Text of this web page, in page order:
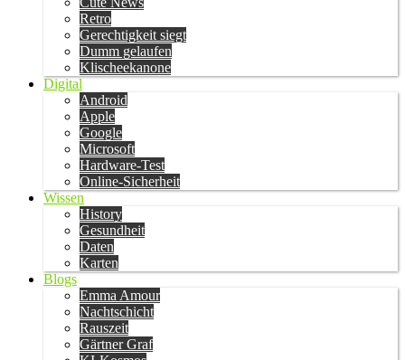
Retro
Gerechtigkeit siegt
Dumm gelaufen
Klischeekanone
Digital
Android
Apple
Google
Microsoft
Hardware-Test
Online-Sicherheit
Wissen
History
Gesundheit
Daten
Karten
Blogs
Emma Amour
Nachtschicht
Rauszeit
Gärtner Graf